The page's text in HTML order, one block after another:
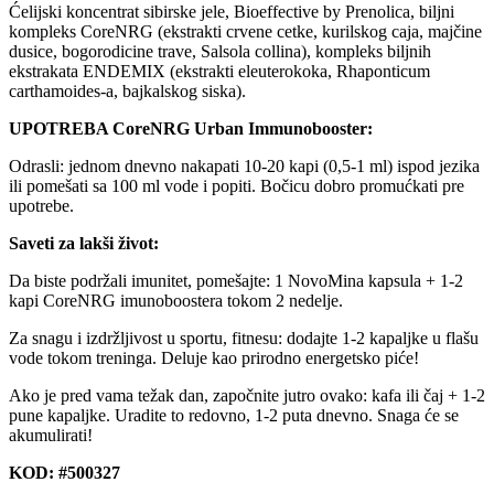
Ćelijski koncentrat sibirske jele, Bioeffective by Prenolica, biljni
kompleks CoreNRG (ekstrakti crvene cetke, kurilskog caja, majčine
dusice, bogorodicine trave, Salsola collina), kompleks biljnih
ekstrakata ENDEMIX (ekstrakti eleuterokoka, Rhaponticum
carthamoides-a, bajkalskog siska).
UPOTREBA CoreNRG Urban Immunobooster:
Odrasli: jednom dnevno nakapati 10-20 kapi (0,5-1 ml) ispod jezika
ili pomešati sa 100 ml vode i popiti. Bočicu dobro promućkati pre
upotrebe.
Saveti za lakši život:
Da biste podržali imunitet, pomešajte: 1 NovoMina kapsula + 1-2
kapi CoreNRG imunoboostera tokom 2 nedelje.
Za snagu i izdržljivost u sportu, fitnesu: dodajte 1-2 kapaljke u flašu
vode tokom treninga. Deluje kao prirodno energetsko piće!
Ako je pred vama težak dan, započnite jutro ovako: kafa ili čaj + 1-2
pune kapaljke. Uradite to redovno, 1-2 puta dnevno. Snaga će se
akumulirati!
KOD: #500327